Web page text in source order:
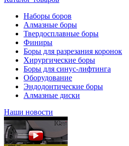
Наборы боров
Алмазные боры
Твердосплавные боры
Финиры
Боры для разрезания коронок
Хирургические боры
Боры для синус-лифтинга
Оборудование
Эндодонтические боры
Алмазные диски
Наши новости